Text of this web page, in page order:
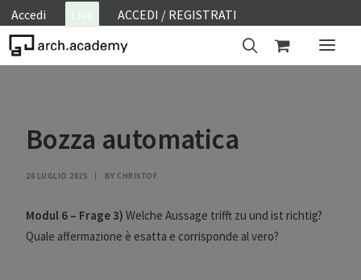
Accedi Live ACCEDI / REGISTRATI
WEBINAR
CONTATTI
ACCOUNT
Bozza automatica
26 LUGLIO 2025 | BY CHRISTOF
Modul 6 – Frage 3) Welche Aussage trifft zu und ist richtig?
Quale affermazione è esatta e corrisponde al vero?